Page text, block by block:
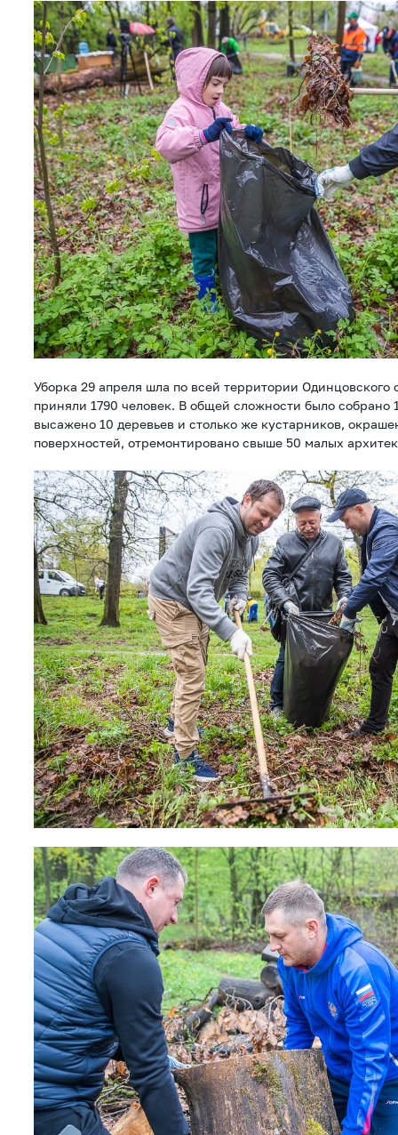
Уборка 29 апреля шла по всей территории Одинцовского
приняли 1790 человек. В общей сложности было собрано
высажено 10 деревьев и столько же кустарников,
поверхностей, отремонтировано свыше 50 малых